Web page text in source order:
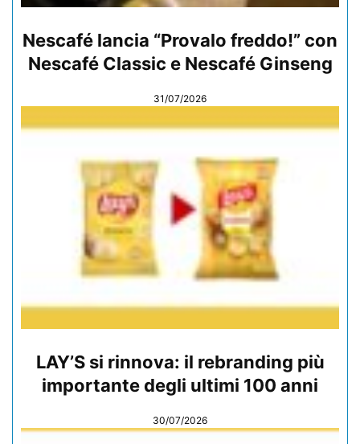
Nescafé lancia “Provalo freddo!” con
Nescafé Classic e Nescafé Ginseng
31/07/2026
LAY’S si rinnova: il rebranding più
importante degli ultimi 100 anni
30/07/2026